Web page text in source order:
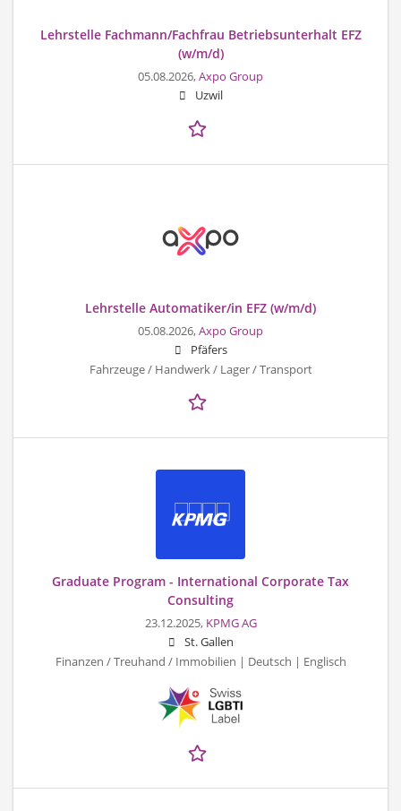
Lehrstelle Fachmann/Fachfrau Betriebsunterhalt EFZ
(w/m/d)
05.08.2026,Axpo Group
Uzwil
Lehrstelle Automatiker/in EFZ (w/m/d)
05.08.2026,Axpo Group
Pfäfers
Fahrzeuge / Handwerk / Lager / Transport
Graduate Program - International Corporate Tax
Consulting
23.12.2025, KPMG AG
St. Gallen
Finanzen / Treuhand / Immobilien | Deutsch | Englisch